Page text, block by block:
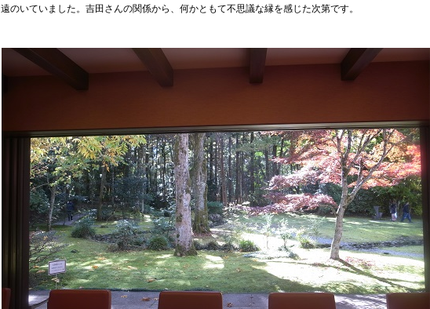
遠のいていました。吉田さんの関係から、何かともて不思議な縁を感じた次第です。